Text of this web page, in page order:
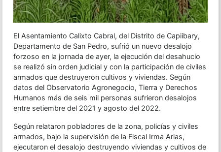
El Asentamiento Calixto Cabral, del Distrito de Capiibary,
Departamento de San Pedro, sufrió un nuevo desalojo
forzoso en la jornada de ayer, la ejecución del desahucio
se realizó sin orden judicial y con la participación de civiles
armados que destruyeron cultivos y viviendas. Según
datos del Observatorio Agronegocio, Tierra y Derechos
Humanos más de seis mil personas sufrieron desalojos
entre setiembre del 2021 y agosto del 2022.
Según relataron pobladores de la zona, policías y civiles
armados, bajo la supervisión de la Fiscal Irma Arias,
ejecutaron el desalojo destruyendo viviendas y cultivos de